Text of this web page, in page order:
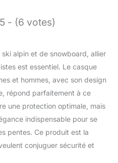
- (6 votes)
ski alpin et de snowboard, allier
est essentiel. Le casque
et hommes, avec son design
répond parfaitement à ce
une protection optimale, mais
indispensable pour se
pentes. Ce produit est la
conjuguer sécurité et